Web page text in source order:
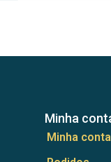
Minha
Minha conta